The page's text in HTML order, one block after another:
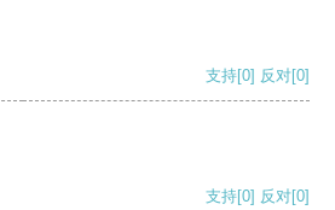
支持[0] 反对[0]
支持[0] 反对[0]